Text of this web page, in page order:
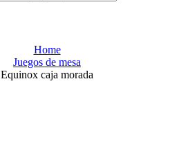
Home
Juegos de mesa
Equinox caja morada